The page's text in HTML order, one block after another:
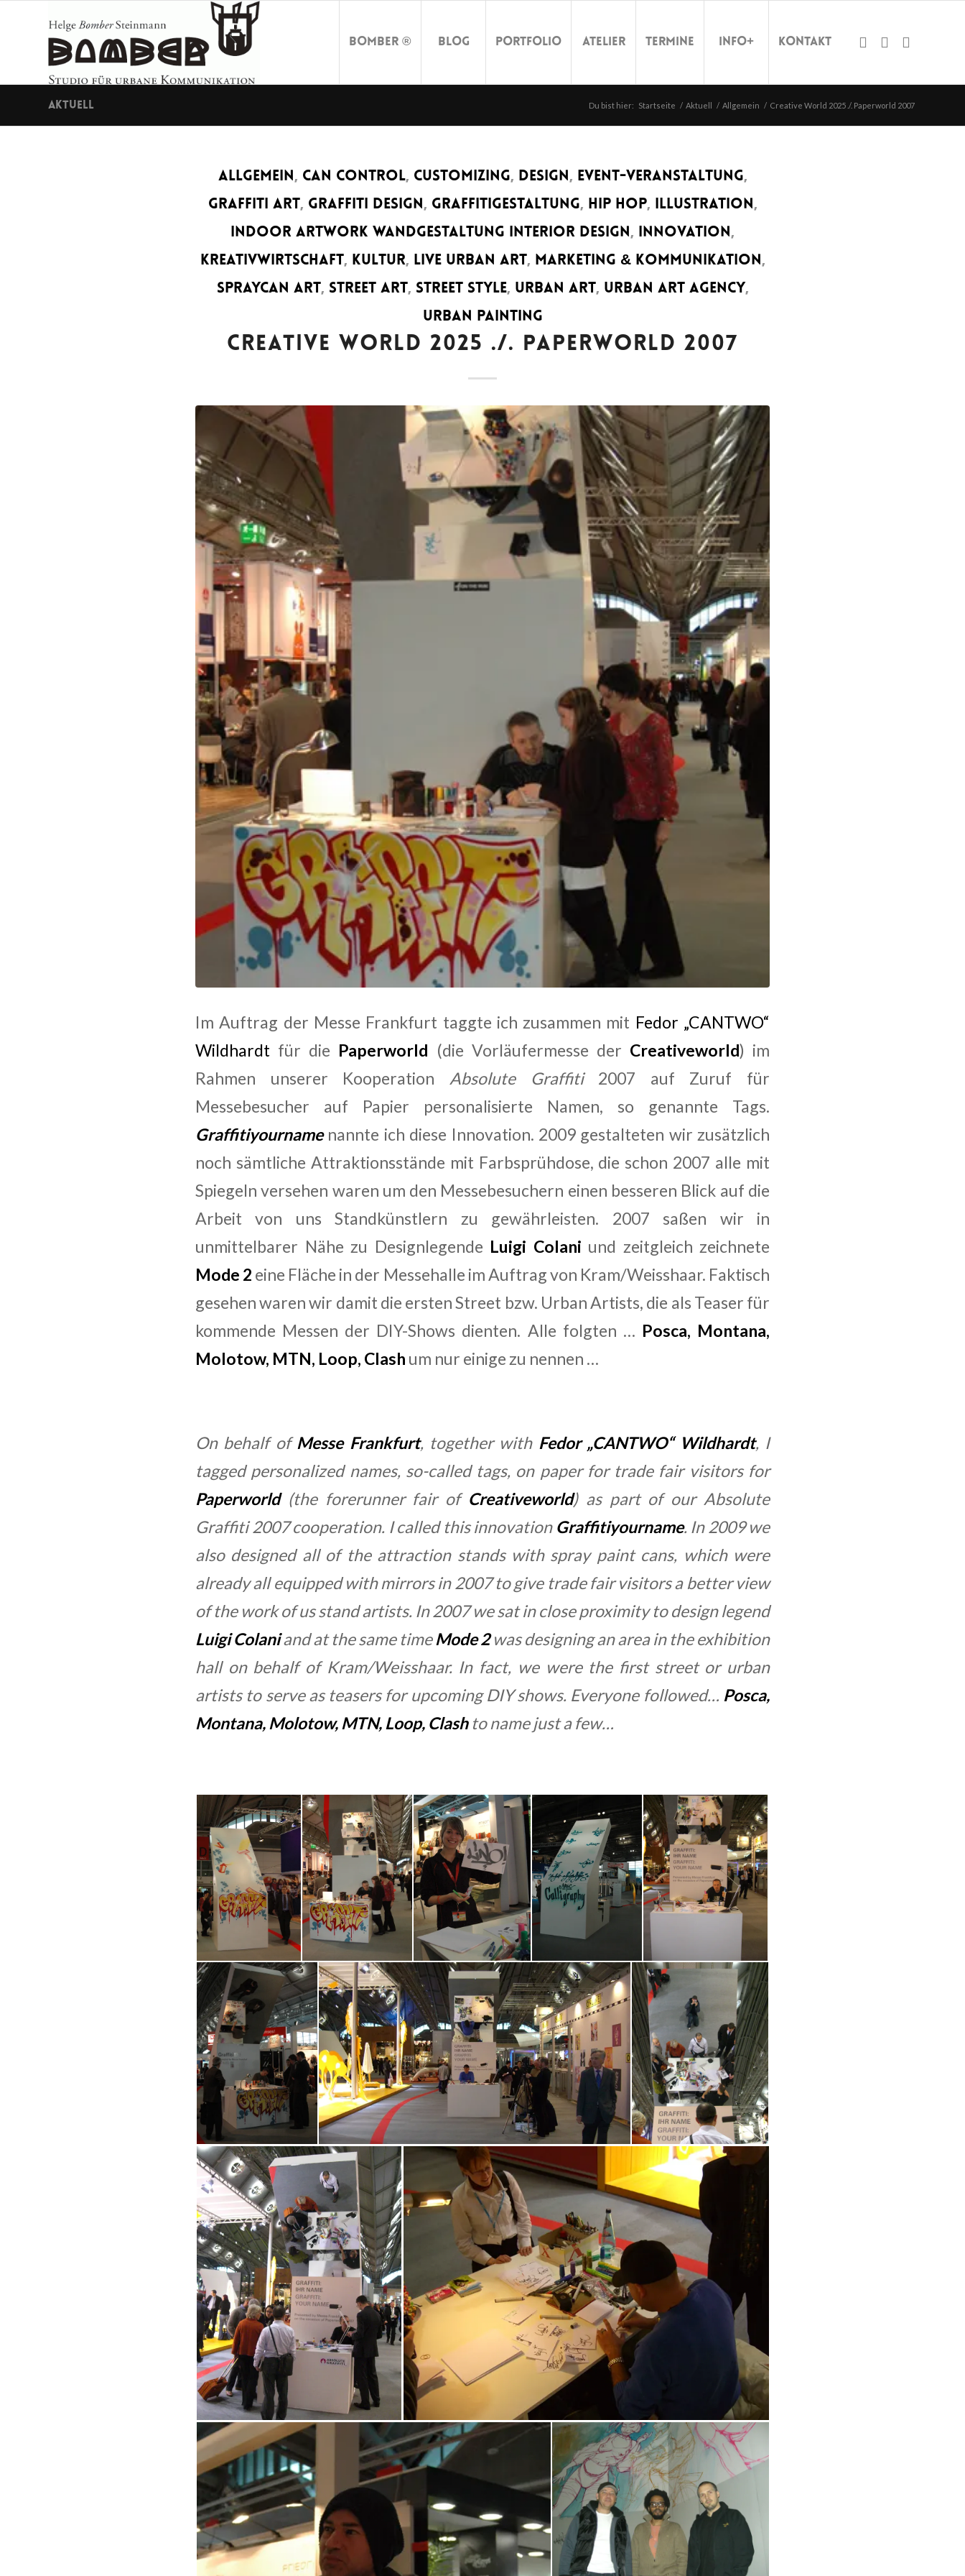
Bomber ® Blog Portfolio Atelier Termine Info+ Kontakt
Aktuell Du bist hier: Startseite / Aktuell / Allgemein / Creative World 2025 ./. Paperworld 2007
ALLGEMEIN, CAN CONTROL, CUSTOMIZING, DESIGN, EVENT-VERANSTALTUNG,
GRAFFITI ART, GRAFFITI DESIGN, GRAFFITIGESTALTUNG, HIP HOP, ILLUSTRATION,
INDOOR ARTWORK WANDGESTALTUNG INTERIOR DESIGN, INNOVATION,
KREATIVWIRTSCHAFT, KULTUR, LIVE URBAN ART, MARKETING & KOMMUNIKATION,
SPRAYCAN ART, STREET ART, STREET STYLE, URBAN ART, URBAN ART AGENCY,
URBAN PAINTING
CREATIVE WORLD 2025 ./. PAPERWORLD 2007
Im Auftrag der Messe Frankfurt taggte ich zusammen mit Fedor „CANTWO“
Wildhardt für die Paperworld (die Vorläufermesse der Creativeworld) im
Rahmen unserer Kooperation Absolute Graffiti2007 auf Zuruf für
Messebesucher auf Papier personalisierte Namen, so genannte Tags.
Graffitiyournamenannte ich diese Innovation. 2009 gestalteten wir zusätzlich
noch sämtliche Attraktionsstände mit Farbsprühdose, die schon 2007 alle mit
Spiegeln versehen waren um den Messebesuchern einen besseren Blick auf die
Arbeit von uns Standkünstlern zu gewährleisten. 2007 saßen wir in
unmittelbarer Nähe zu Designlegende Luigi Colani und zeitgleich zeichnete
Mode 2 eine Fläche in der Messehalle im Auftrag von Kram/Weisshaar. Faktisch
gesehen waren wir damit die ersten Street bzw. Urban Artists, die als Teaser für
kommende Messen der DIY-Shows dienten. Alle folgten … Posca, Montana,
Molotow, MTN, Loop, Clash um nur einige zu nennen …
On behalf of Messe Frankfurt, together with Fedor „CANTWO“ Wildhardt, I
tagged personalized names, so-called tags, on paper for trade fair visitors for
Paperworld(the forerunner fair of Creativeworld) as part of our Absolute
Graffiti 2007 cooperation. I called this innovation Graffitiyourname. In 2009 we
also designed all of the attraction stands with spray paint cans, which were
already all equipped with mirrors in 2007 to give trade fair visitors a better view
of the work of us stand artists. In 2007 we sat in close proximity to design legend
Luigi Colaniand at the same timeMode 2was designing an area in the exhibition
hall on behalf of Kram/Weisshaar. In fact, we were the first street or urban
artists to serve as teasers for upcoming DIY shows. Everyone followed… Posca,
Montana, Molotow, MTN, Loop, Clashto name just a few…